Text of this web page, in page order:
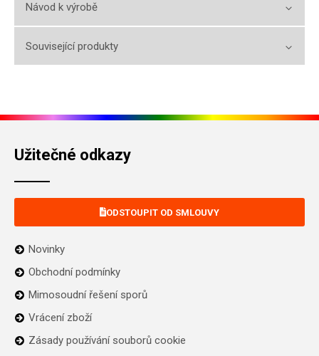
Návod k výrobě
Související produkty
Užitečné odkazy
ODSTOUPIT OD SMLOUVY
Novinky
Obchodní podmínky
Mimosoudní řešení sporů
Vrácení zboží
Zásady používání souborů cookie